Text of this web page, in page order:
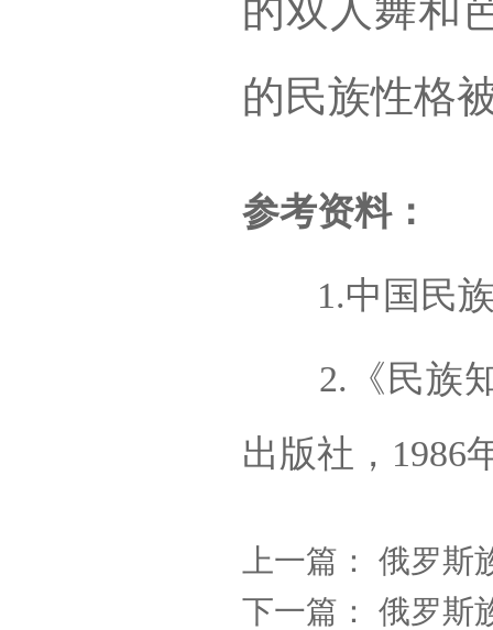
的双人舞和
的民族性格
参考资料：
1.中国民族
2.《民族知
出版社，1986
上一篇： 俄罗斯
下一篇： 俄罗斯